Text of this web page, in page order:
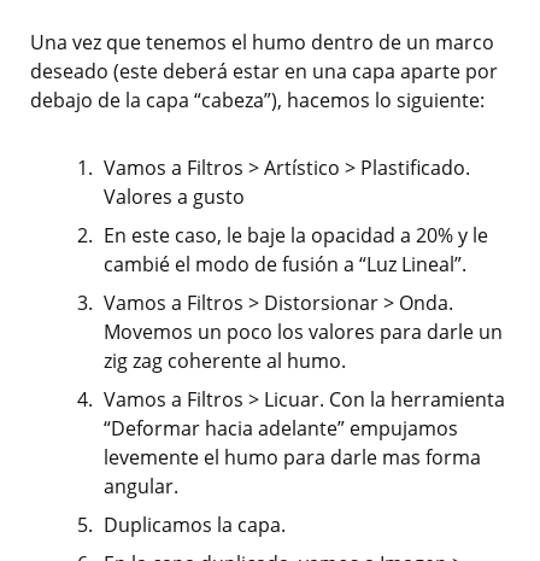
Una vez que tenemos el humo dentro de un marco
deseado (este deberá estar en una capa aparte por
debajo de la capa “cabeza”), hacemos lo siguiente:
Vamos a Filtros > Artístico > Plastificado.
Valores a gusto
En este caso, le baje la opacidad a 20% y le
cambié el modo de fusión a “Luz Lineal”.
Vamos a Filtros > Distorsionar > Onda.
Movemos un poco los valores para darle un
zig zag coherente al humo.
Vamos a Filtros > Licuar. Con la herramienta
“Deformar hacia adelante” empujamos
levemente el humo para darle mas forma
angular.
Duplicamos la capa.